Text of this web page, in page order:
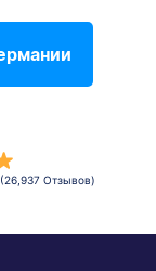
(26,937 Отзывов)